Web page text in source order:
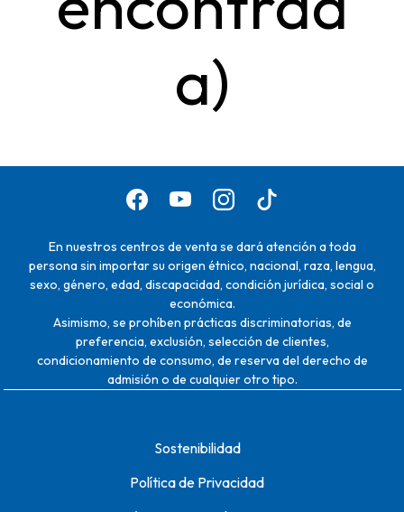
a)
En nuestros centros de venta se dará atención a toda
persona sin importar su origen étnico, nacional, raza, lengua,
sexo, género, edad, discapacidad, condición jurídica, social o
económica.
Asimismo, se prohíben prácticas discriminatorias, de
preferencia, exclusión, selección de clientes,
condicionamiento de consumo, de reserva del derecho de
admisión o de cualquier otro tipo.
Sostenibilidad
Política de Privacidad